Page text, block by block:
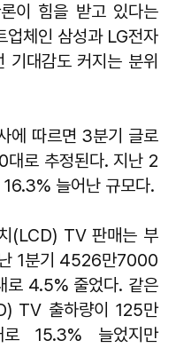
이 힘을 받고 있다는
업체인 삼성과 LG전자
기대감도 커지는 분위
에 따르면 3분기 글로
로 추정된다. 지난 2
늘어난 규모다.
(LCD) TV 판매는 부
1분기 4526만7000
4.5% 줄었다. 같은
TV 출하량이 125만
15.3% 늘었지만